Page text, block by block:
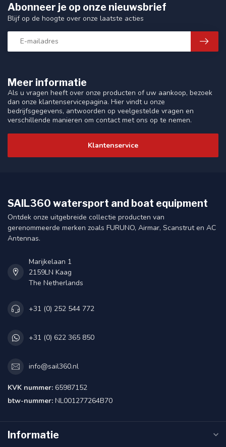
Meer informatie
Als u vragen heeft over onze producten of uw aankoop, bezoek
dan onze klantenservicepagina. Hier vindt u onze
bedrijfsgegevens, antwoorden op veelgestelde vragen en
verschillende manieren om contact met ons op te nemen.
Klantenservice
Abonneer je op onze nieuwsbrief
Blijf op de hoogte over onze laatste acties
SAIL360 watersport and boat equipment
Ontdek onze uitgebreide collectie producten van
gerenommeerde merken zoals FURUNO, Airmar, Scanstrut en AC
Antennas.
Marijkelaan 1
2159LN Kaag
The Netherlands
+31 (0) 252 544 772
+31 (0) 622 365 850
info@sail360.nl
KVK nummer: 65987152
btw-nummer: NL001277264B70
Informatie